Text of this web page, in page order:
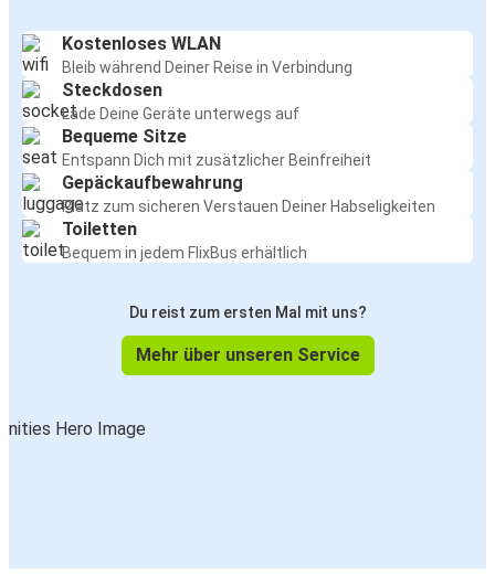
Kostenloses WLAN
Bleib während Deiner Reise in Verbindung
Steckdosen
Lade Deine Geräte unterwegs auf
Bequeme Sitze
Entspann Dich mit zusätzlicher Beinfreiheit
Gepäckaufbewahrung
Platz zum sicheren Verstauen Deiner Habseligkeiten
Toiletten
Bequem in jedem FlixBus erhältlich
Du reist zum ersten Mal mit uns?
Mehr über unseren Service